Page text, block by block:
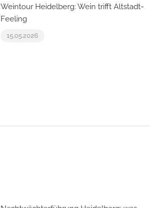
Weintour Heidelberg: Wein trifft Altstadt-
Feeling
15.05.2026